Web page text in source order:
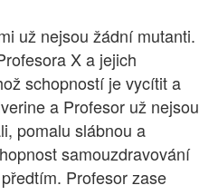
už nejsou žádní mutanti.
X a jejich
schopností je vycítit a
a Profesor už nejsou
pomalu slábnou a
samouzdravování
Profesor zase